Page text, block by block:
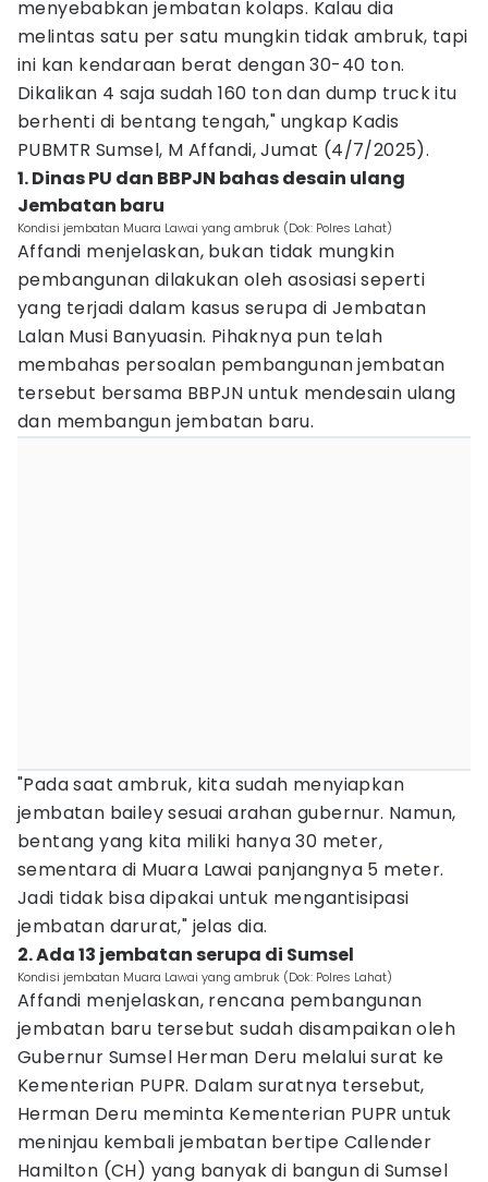
menyebabkan jembatan kolaps. Kalau dia
melintas satu per satu mungkin tidak ambruk, tapi
ini kan kendaraan berat dengan 30-40 ton.
Dikalikan 4 saja sudah 160 ton dan dump truck itu
berhenti di bentang tengah," ungkap Kadis
PUBMTR Sumsel, M Affandi, Jumat (4/7/2025).
1. Dinas PU dan BBPJN bahas desain ulang
Jembatan baru
Kondisi jembatan Muara Lawai yang ambruk (Dok: Polres Lahat)
Affandi menjelaskan, bukan tidak mungkin
pembangunan dilakukan oleh asosiasi seperti
yang terjadi dalam kasus serupa di Jembatan
Lalan Musi Banyuasin. Pihaknya pun telah
membahas persoalan pembangunan jembatan
tersebut bersama BBPJN untuk mendesain ulang
dan membangun jembatan baru.
"Pada saat ambruk, kita sudah menyiapkan
jembatan bailey sesuai arahan gubernur. Namun,
bentang yang kita miliki hanya 30 meter,
sementara di Muara Lawai panjangnya 5 meter.
Jadi tidak bisa dipakai untuk mengantisipasi
jembatan darurat," jelas dia.
2. Ada 13 jembatan serupa di Sumsel
Kondisi jembatan Muara Lawai yang ambruk (Dok: Polres Lahat)
Affandi menjelaskan, rencana pembangunan
jembatan baru tersebut sudah disampaikan oleh
Gubernur Sumsel Herman Deru melalui surat ke
Kementerian PUPR. Dalam suratnya tersebut,
Herman Deru meminta Kementerian PUPR untuk
meninjau kembali jembatan bertipe Callender
Hamilton (CH) yang banyak di bangun di Sumsel